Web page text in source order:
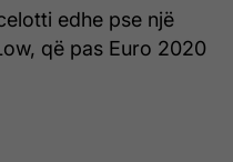
edhe pse një
që pas Euro 2020